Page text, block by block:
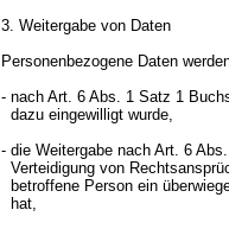
3. Weitergabe von Daten
Personenbezogene Daten
- nach Art. 6 Abs. 1 Satz 1
dazu eingewilligt wurde,
- die Weitergabe nach Art. 6
Verteidigung von
betroffene Person ein
hat,